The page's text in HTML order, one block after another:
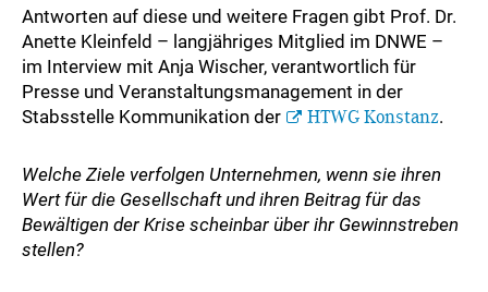
Antworten auf diese und weitere Fragen gibt Prof. Dr.
Anette Kleinfeld – langjähriges Mitglied im DNWE –
im Interview mit Anja Wischer, verantwortlich für
Presse und Veranstaltungsmanagement in der
Stabsstelle Kommunikation der
HTWG Konstanz.
Welche Ziele verfolgen Unternehmen, wenn sie ihren
Wert für die Gesellschaft und ihren Beitrag für das
Bewältigen der Krise scheinbar über ihr Gewinnstreben
stellen?